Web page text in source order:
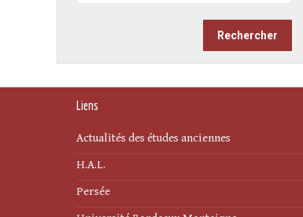
Liens
Actualités des études anciennes
H.A.L.
Persée